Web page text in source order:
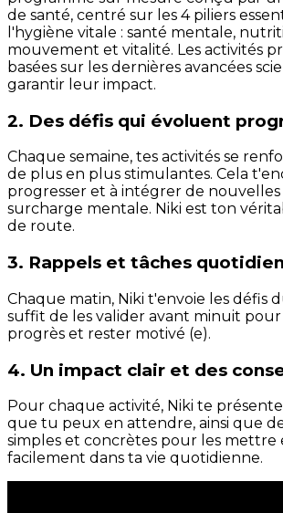
de santé, centré sur les 4 piliers
l'hygiène vitale : santé mentale,
mouvement et vitalité. Les activités
basées sur les dernières avancées
garantir leur impact.
2. Des défis qui évoluent
Chaque semaine, tes activités se
de plus en plus stimulantes. Cela
progresser et à intégrer de nouvelles
surcharge mentale. Niki est ton
de route.
3. Rappels et tâches
Chaque matin, Niki t'envoie les défis
suffit de les valider avant minuit pour
progrès et rester motivé (e).
4. Un impact clair et des
Pour chaque activité, Niki te
que tu peux en attendre, ainsi que
simples et concrètes pour les mettre
facilement dans ta vie quotidienne.